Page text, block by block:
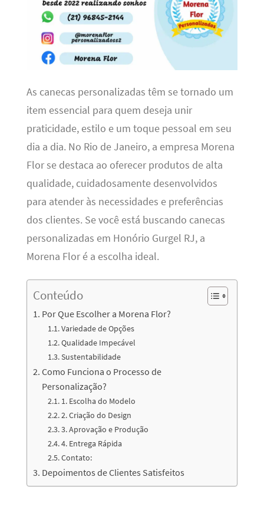
As canecas personalizadas têm se tornado um
item essencial para quem deseja unir
praticidade, estilo e um toque pessoal em seu
dia a dia. No Rio de Janeiro, a empresa Morena
Flor se destaca ao oferecer produtos de alta
qualidade, cuidadosamente desenvolvidos
para atender às necessidades e preferências
dos clientes. Se você está buscando canecas
personalizadas em Honório Gurgel RJ, a
Morena Flor é a escolha ideal.
Conteúdo
Por Que Escolher a Morena Flor?
Variedade de Opções
Qualidade Impecável
Sustentabilidade
Como Funciona o Processo de
Personalização?
1. Escolha do Modelo
2. Criação do Design
3. Aprovação e Produção
4. Entrega Rápida
Contato:
Depoimentos de Clientes Satisfeitos